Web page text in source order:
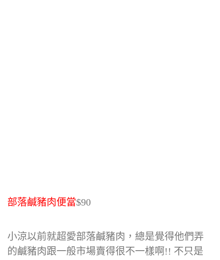
部落鹹豬肉便當$90
小涼以前就超愛部落鹹豬肉，總是覺得他們弄
的鹹豬肉跟一般市場賣得很不一樣啊!! 不只是